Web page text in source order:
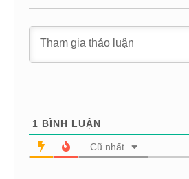
1 BÌNH LUẬN
Cũ nhất